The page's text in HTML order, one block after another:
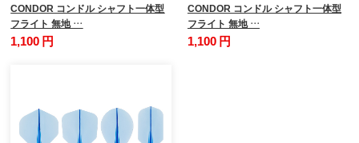
CONDOR コンドル シャフト一体型
フライト 無地 …
1,100 円
CONDOR コンドル シャフト一体型
フライト 無地 …
1,100 円